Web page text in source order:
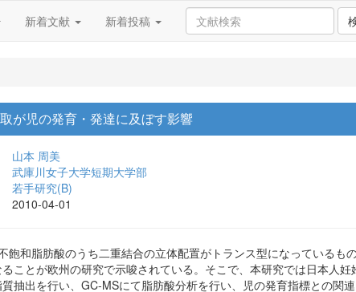
新着文献 新着投稿
が児の発育・発達に及ぼす影響
山本 周美
武庫川女子大学短期大学部
若手研究(B)
2010-04-01
飽和脂肪酸のうち二重結合の立体配置がトランス型になっている
ことが欧州の研究で示唆されている。そこで、本研究では日本人
抽出を行い、GC-MSにて脂肪酸分析を行い、児の発育指標との関